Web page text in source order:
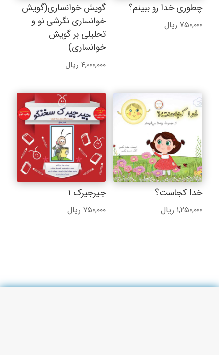
چطوری خدا رو ببینم؟
۷۵۰,۰۰۰ ریال
گویش خوانساری(گویش
خوانساری نگرشی نو و
تحلیلی بر گویش
خوانساری)
۴,۰۰۰,۰۰۰ ریال
خدا کجاست؟
۱,۲۵۰,۰۰۰ ریال
جیرجیرک ۱
۷۵۰,۰۰۰ ریال